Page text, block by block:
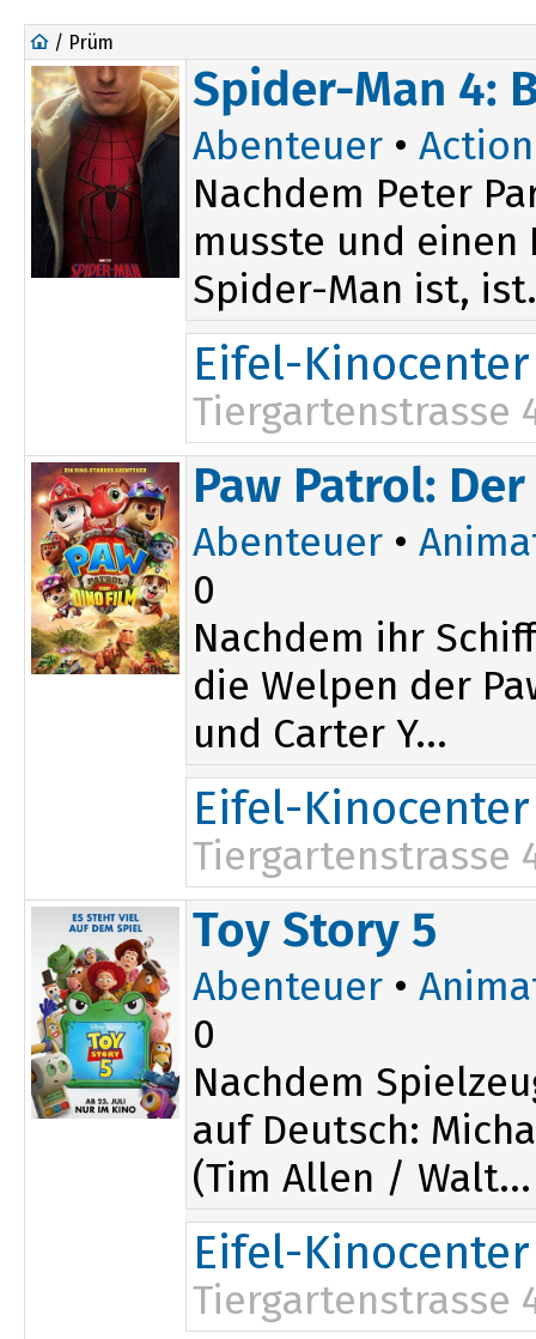
/ Prüm
Spider-Man 4:
Abenteuer • Action
Nachdem Peter
musste und
Spider-Man ist,
Eifel-Kinocenter
Tiergartenstrasse
14:30
17:00
20:15
Paw Patrol:
Abenteuer •
0
Nachdem ihr
die Welpen der
und Carter Y...
Eifel-Kinocenter
Tiergartenstrasse
17:30
Toy Story 5
Abenteuer •
0
Nachdem
auf Deutsch:
(Tim Allen / Walt...
Eifel-Kinocenter
Tiergartenstrasse